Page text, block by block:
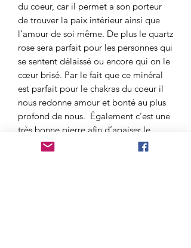
du coeur, car il permet a son porteur
de trouver la paix intérieur ainsi que
l’amour de soi même. De plus le quartz
rose sera parfait pour les personnes qui
se sentent délaissé ou encore qui on le
cœur brisé. Par le fait que ce minéral
est parfait pour le chakras du coeur il
nous redonne amour et bonté au plus
profond de nous. Également c’est une
très bonne pierre afin d’apaiser le
stresse et l’anxiété suite a une rupture.